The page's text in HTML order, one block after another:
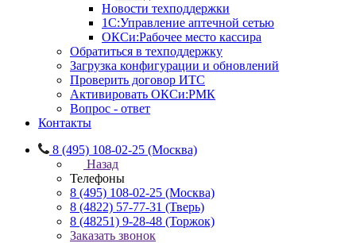
Новости техподдержки
1С:Управление аптечной сетью
ОКСи:Рабочее место кассира
Обратиться в техподдержку
Загрузка конфигурации и обновлений
Проверить договор ИТС
Активировать ОКСи:РМК
Вопрос - ответ
Контакты
8 (495) 108-02-25 (Москва)
Назад
Телефоны
8 (495) 108-02-25 (Москва)
8 (4822) 57-77-31 (Тверь)
8 (48251) 9-28-48 (Торжок)
Заказать звонок